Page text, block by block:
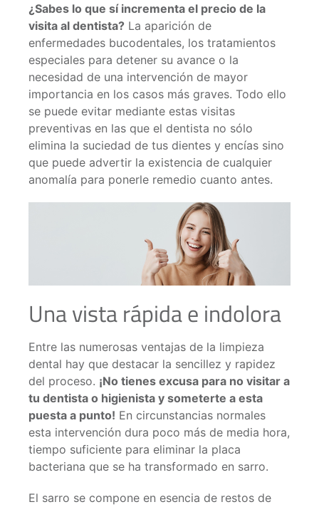
¿Sabes lo que sí incrementa el precio de la
visita al dentista? La aparición de
enfermedades bucodentales, los tratamientos
especiales para detener su avance o la
necesidad de una intervención de mayor
importancia en los casos más graves. Todo ello
se puede evitar mediante estas visitas
preventivas en las que el dentista no sólo
elimina la suciedad de tus dientes y encías sino
que puede advertir la existencia de cualquier
anomalía para ponerle remedio cuanto antes.
Una vista rápida e indolora
Entre las numerosas ventajas de la limpieza
dental hay que destacar la sencillez y rapidez
del proceso. ¡No tienes excusa para no visitar a
tu dentista o higienista y someterte a esta
puesta a punto! En circunstancias normales
esta intervención dura poco más de media hora,
tiempo suficiente para eliminar la placa
bacteriana que se ha transformado en sarro.
El sarro se compone en esencia de restos de